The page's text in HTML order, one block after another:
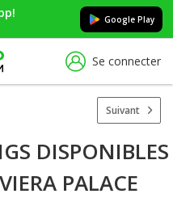
Google Play
Se connecter
Suivant
DISPONIBLES
PALACE